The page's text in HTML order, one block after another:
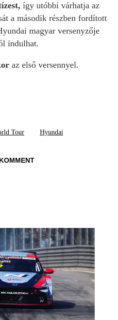
így utóbbi várhatja az
a második részben fordított
magyar versenyzője
indulhat.
az első versennyel.
Tour Hyundai